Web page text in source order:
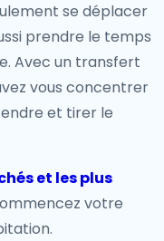
se déplacer
prendre le temps
Avec un transfert
vous concentrer
et tirer le
et les plus
votre